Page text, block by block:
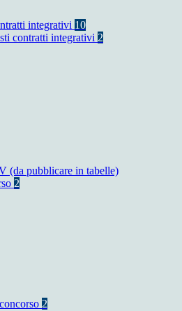
integrativi 10
contratti integrativi 2
(da pubblicare in tabelle)
2
2